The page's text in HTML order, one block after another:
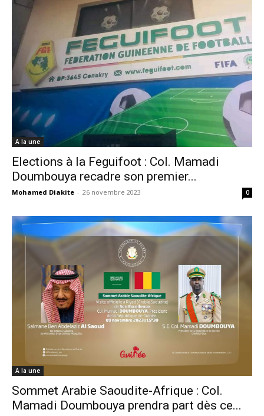
A la une
Elections à la Feguifoot : Col. Mamadi
Doumbouya recadre son premier...
Mohamed Diakite - 26 novembre 2023 0
A la une
Sommet Arabie Saoudite-Afrique : Col.
Mamadi Doumbouya prendra part dès ce...